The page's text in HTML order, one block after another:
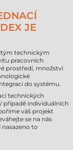
JE
technickým
pracovních
prostředí, množství
do systému.
technických
případě individuálních
váš projekt
se na nás
to